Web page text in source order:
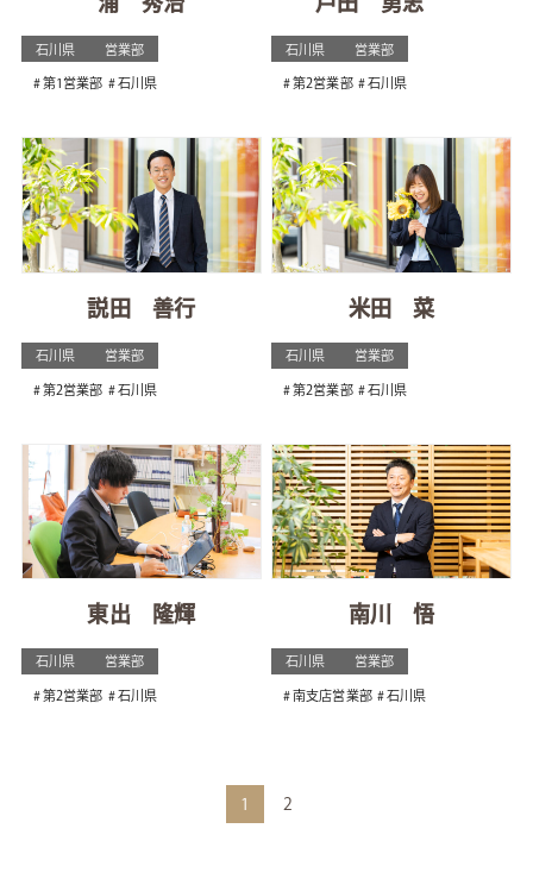
石川県 営業部
第1営業部 石川県
石川県 営業部
第2営業部 石川県
説田 善行
石川県 営業部
第2営業部 石川県
米田 菜
石川県 営業部
第2営業部 石川県
東出 隆輝
石川県 営業部
第2営業部 石川県
南川 悟
石川県 営業部
南支店営業部 石川県
1 2